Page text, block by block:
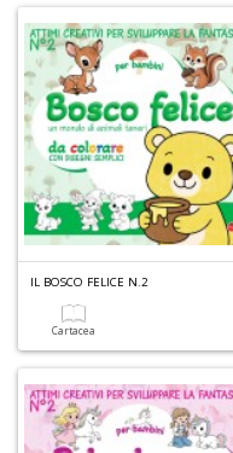
IL BOSCO FELICE N.2
Cartacea